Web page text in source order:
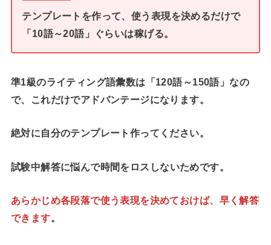
テンプレートを作って、使う表現を決めるだけで
「10語～20語」ぐらいは稼げる 。
準1級のライティング語彙数は「120語～150語」なの
で、これだけでアドバンテージになります。
絶対に自分のテンプレート作ってください。
試験中解答に悩んで時間をロスしないためです。
あらかじめ各段落で使う表現を決めておけば、早く解答
できます。